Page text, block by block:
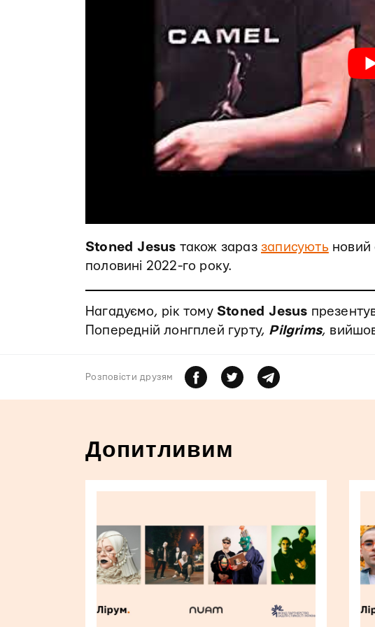
Stoned Jesus також зараз записують новий
половині 2022-го року.
Нагадуємо, рік тому Stoned Jesus
Попередній лонгплей гурту, Pilgrims,
Розповiсти друзям
Допитливим